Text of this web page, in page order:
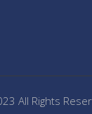
All Rights